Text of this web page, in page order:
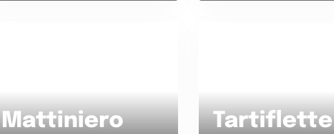
Mattiniero Tartiflette